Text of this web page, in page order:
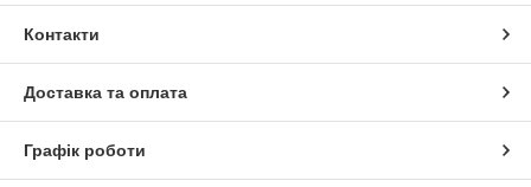
Контакти
Доставка та оплата
Графік роботи